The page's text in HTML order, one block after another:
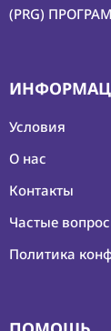
(PRG)
Условия
О нас
Контакты
Частые
Политика